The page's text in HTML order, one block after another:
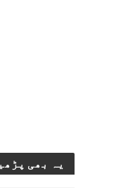
یہ بھی